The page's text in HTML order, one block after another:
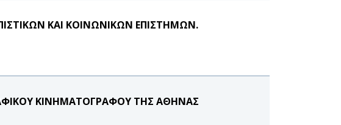
ΚΑΙ ΚΟΙΝΩΝΙΚΩΝ ΕΠΙΣΤΗΜΩΝ.
ΚΙΝΗΜΑΤΟΓΡΑΦΟΥ ΤΗΣ ΑΘΗΝΑΣ